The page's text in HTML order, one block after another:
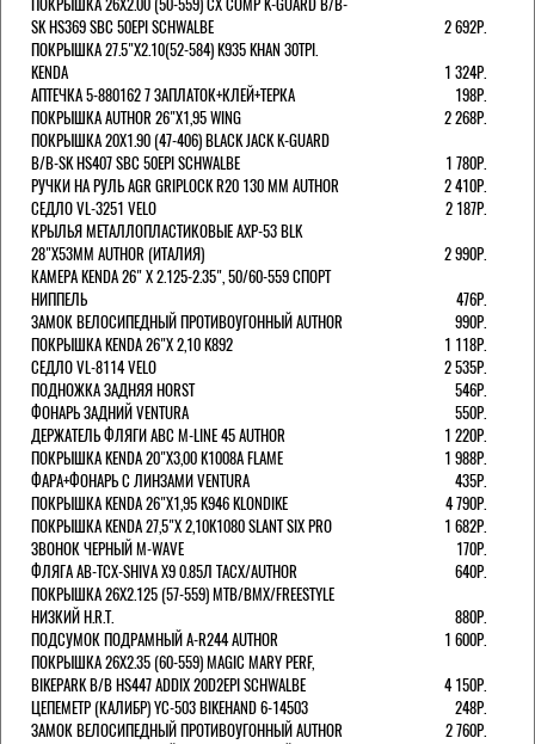
SK HS369 SBC 50EPI SCHWALBE
2 692Р.
ПОКРЫШКА 27.5"Х2.10(52-584) K935 KHAN 30TPI.
KENDA
1 324Р.
АПТЕЧКА 5-880162 7 ЗАПЛАТОК+КЛЕЙ+ТЕРКА
198Р.
ПОКРЫШКА AUTHOR 26"Х1,95 WING
2 268Р.
ПОКРЫШКА 20X1.90 (47-406) BLACK JACK K-GUARD
B/B-SK HS407 SBC 50EPI SCHWALBE
1 780Р.
РУЧКИ НА РУЛЬ AGR GRIPLOCK R20 130 ММ AUTHOR
2 410Р.
СЕДЛО VL-3251 VELO
2 187Р.
КРЫЛЬЯ МЕТАЛЛОПЛАСТИКОВЫЕ AXP-53 BLK
28"Х53ММ AUTHOR (ИТАЛИЯ)
2 990Р.
КАМЕРА KENDA 26" Х 2.125-2.35", 50/60-559 СПОРТ
НИППЕЛЬ
476Р.
ЗАМОК ВЕЛОСИПЕДНЫЙ ПРОТИВОУГОННЫЙ AUTHOR
990Р.
ПОКРЫШКА KENDA 26"Х 2,10 K892
1 118Р.
СЕДЛО VL-8114 VELO
2 535Р.
ПОДНОЖКА ЗАДНЯЯ HORST
546Р.
ФОНАРЬ ЗАДНИЙ VENTURA
550Р.
ДЕРЖАТЕЛЬ ФЛЯГИ АВС M-LINE 45 AUTHOR
1 220Р.
ПОКРЫШКА KENDA 20"Х3,00 K1008A FLAME
1 988Р.
ФАРА+ФОНАРЬ С ЛИНЗАМИ VENTURA
435Р.
ПОКРЫШКА KENDA 26"Х1,95 K946 KLONDIKE
4 790Р.
ПОКРЫШКА KENDA 27,5"Х 2,10K1080 SLANT SIX PRO
1 682Р.
ЗВОНОК ЧЕРНЫЙ M-WAVE
170Р.
ФЛЯГА AB-TCX-SHIVA X9 0.85Л TACX/AUTHOR
640Р.
ПОКРЫШКА 26X2.125 (57-559) MTB/BMX/FREESTYLE
НИЗКИЙ H.R.T.
880Р.
ПОДСУМОК ПОДРАМНЫЙ A-R244 AUTHOR
1 600Р.
ПОКРЫШКА 26X2.35 (60-559) MAGIC MARY PERF,
BIKEPARK B/B HS447 ADDIX 20D2EPI SCHWALBE
4 150Р.
ЦЕПЕМЕТР (КАЛИБР) YC-503 BIKEHAND 6-14503
248Р.
ЗАМОК ВЕЛОСИПЕДНЫЙ ПРОТИВОУГОННЫЙ AUTHOR
2 760Р.